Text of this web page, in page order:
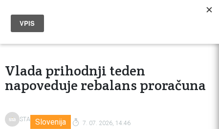
Vlada prihodnji teden
napoveduje rebalans proračuna
STA Slovenija 7. 07. 2026, 14:46